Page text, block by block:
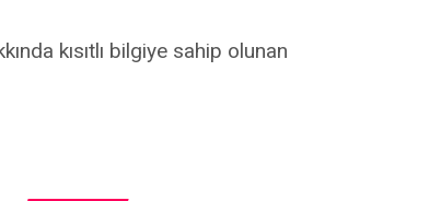
kısıtlı bilgiye sahip olunan